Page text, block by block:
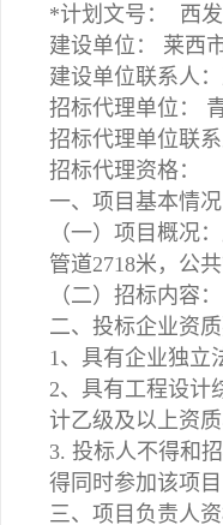
*计划文号：
建设单位
建设单位联系人
招标代理单
招标代理单位联
招标代理
一、项目基本情况
（一）项目概况
管道2718米，公
（二）
二、投标企业资
1、具有企业独立
2、具有工程设计
计乙级及以上资
3. 投标人不得和
得同时参加该项
三、项目负责人